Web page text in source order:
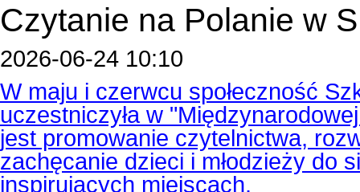
Czytanie na Polanie w
2026-06-24 10:10
W maju i czerwcu społeczność
uczestniczyła w
jest promowanie czytelnictwa,
zachęcanie dzieci i młodzieży do
inspirujących miejscach.